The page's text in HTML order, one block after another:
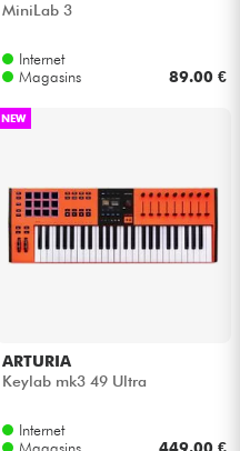
MiniLab 3
Internet
Magasins
89.00 €
NEW
ARTURIA
Keylab mk3 49 Ultra
Internet
Magasins
449.00 €